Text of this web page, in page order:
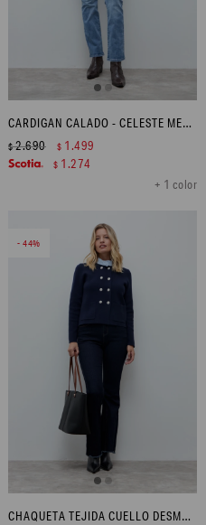
CARDIGAN CALADO - CELESTE MELANGE
+ 1 color
$2.690 $ 1.499
$ 1.274
44
CHAQUETA TEJIDA CUELLO DESMONTABLE - AZUL MARINO